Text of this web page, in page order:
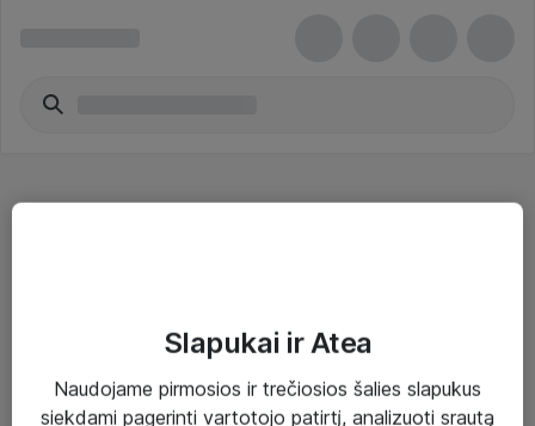
Sprendimai ir paslaugos
Slapukai ir Atea
Naudojame pirmosios ir trečiosios šalies slapukus
siekdami pagerinti vartotojo patirtį, analizuoti srautą